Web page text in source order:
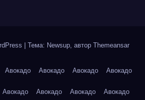
Тема: Newsup, автор Themeansar
Авокадо Авокадо Авокадо Авокадо
Авокадо Авокадо Авокадо Авокадо